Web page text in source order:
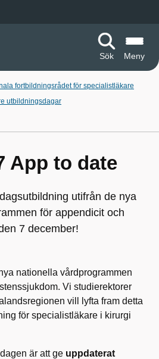
Sök
Meny
fortbildningsrådet för specialistläkare
utbildningsdagar
App to date
utifrån de nya
för appendicit och
7 december!
nationella vårdprogrammen
Vi studierektorer
vill lyfta fram detta
för specialistläkare i kirurgi
är att ge uppdaterat